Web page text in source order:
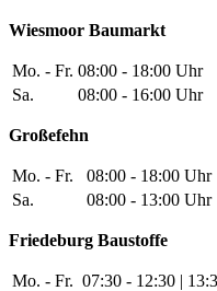
Wiesmoor Baumarkt
Mo. - Fr. 08:00 - 18:00 Uhr
Sa.
08:00 - 16:00 Uhr
Großefehn
Mo. - Fr.
08:00 - 18:00 Uhr
Sa.
08:00 - 13:00 Uhr
Friedeburg Baustoffe
Mo. - Fr. 07:30 - 12:30 |